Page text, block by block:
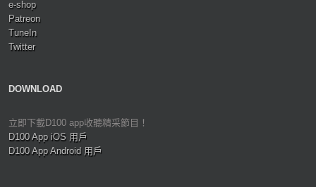
e-shop
Patreon
TuneIn
Twitter
DOWNLOAD
立即下載D100 app收聽精采節目！
D100 App iOS 用戶
D100 App Android 用戶